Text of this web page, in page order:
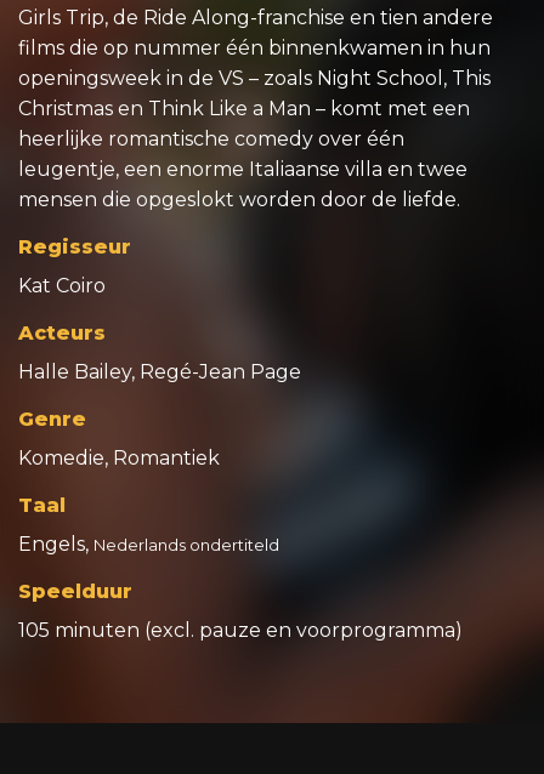
Girls Trip, de Ride Along-franchise en tien andere
films die op nummer één binnenkwamen in hun
openingsweek in de VS – zoals Night School, This
Christmas en Think Like a Man – komt met een
heerlijke romantische comedy over één
leugentje, een enorme Italiaanse villa en twee
mensen die opgeslokt worden door de liefde.
Regisseur
Kat Coiro
Acteurs
Halle Bailey, Regé-Jean Page
Genre
Komedie, Romantiek
Taal
Engels, Nederlands ondertiteld
Speelduur
105 minuten (excl. pauze en voorprogramma)